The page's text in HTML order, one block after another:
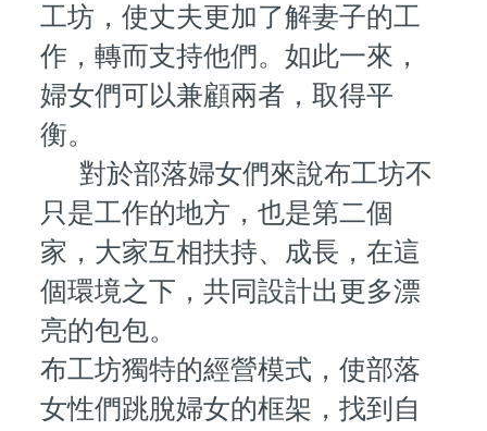
工坊，使丈夫更加了解妻子的工
作，轉而支持他們。如此一來，
婦女們可以兼顧兩者，取得平
衡。
對於部落婦女們來說布工坊不
只是工作的地方，也是第二個
家，大家互相扶持、成長，在這
個環境之下，共同設計出更多漂
亮的包包。
布工坊獨特的經營模式，使部落
女性們跳脫婦女的框架，找到自